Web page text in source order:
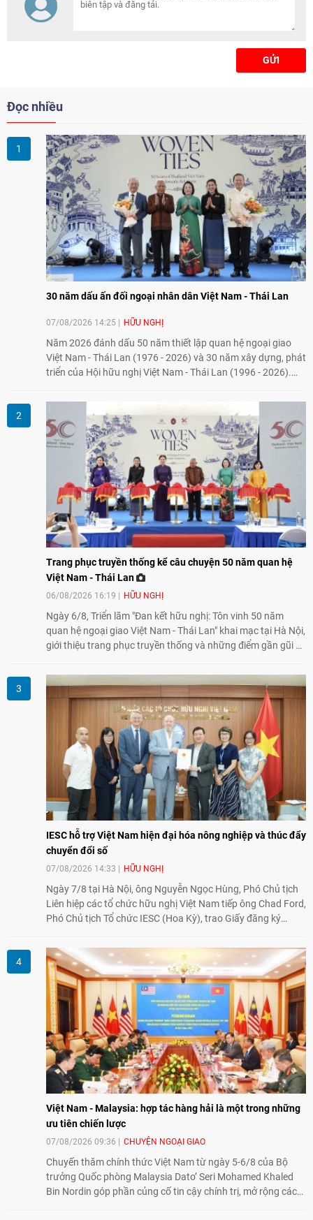
Thời đại, Đại sứ kỳ vọng hai
nước sẽ tiếp tục làm sâu sắc
GỬI
Đọc nhiều
30 năm dấu ấn đối ngoại nhân dân Việt Nam - Thái Lan
07/08/2026 14:25 HỮU NGHỊ
Năm 2026 đánh dấu 50 năm thiết lập quan hệ ngoại giao
Việt Nam - Thái Lan (1976 - 2026) và 30 năm xây dựng, phát
triển của Hội hữu nghị Việt Nam - Thái Lan (1996 - 2026).
tình hữu nghị, đồng thời từng bước mở rộng hoạt động từ
giao lưu truyền thống sang kết nối địa phương, doanh
nghiệp, giáo dục, văn hóa và thế hệ trẻ, góp phần tăng
cường sự hiểu biết và hợp tác giữa nhân dân hai nước.
Trang phục truyền thống kể câu chuyện 50 năm quan hệ
Việt Nam - Thái Lan
06/08/2026 16:19 HỮU NGHỊ
Ngày 6/8, Triển lãm "Đan kết hữu nghị: Tôn vinh 50 năm
quan hệ ngoại giao Việt Nam - Thái Lan" khai mạc tại Hà Nội,
giới thiệu trang phục truyền thống và những điểm gần gũi về
giao lưu nhân dân trong chặng đường nửa thế kỷ quan hệ
song phương.
IESC hỗ trợ Việt Nam hiện đại hóa nông nghiệp và thúc đẩy
chuyển đổi số
07/08/2026 14:33 HỮU NGHỊ
Ngày 7/8 tại Hà Nội, ông Nguyễn Ngọc Hùng, Phó Chủ tịch
Liên hiệp các tổ chức hữu nghị Việt Nam tiếp ông Chad Ford,
Phó Chủ tịch Tổ chức IESC (Hoa Kỳ), trao Giấy đăng ký
đổi về định hướng triển khai Dự án "Mở rộng Thương mại
Nông nghiệp và An toàn thực phẩm Hoa Kỳ - Việt Nam",
hướng tới thúc đẩy chuyển đổi số, hiện đại hóa nông nghiệp
và mở rộng hợp tác phát triển giữa hai nước.
Việt Nam - Malaysia: hợp tác hàng hải là một trong những
ưu tiên chiến lược
07/08/2026 09:36 CHUYỆN NGOẠI GIAO
Chuyến thăm chính thức Việt Nam từ ngày 5-6/8 của Bộ
trưởng Quốc phòng Malaysia Dato’ Seri Mohamed Khaled
Bin Nordin góp phần củng cố tin cậy chính trị, mở rộng các